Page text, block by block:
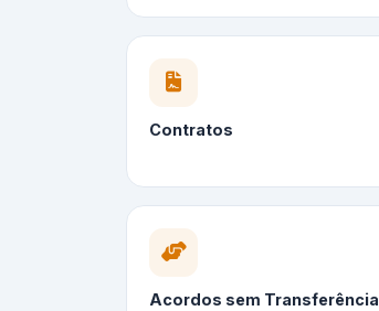
Contratos
Acordos sem Transferência